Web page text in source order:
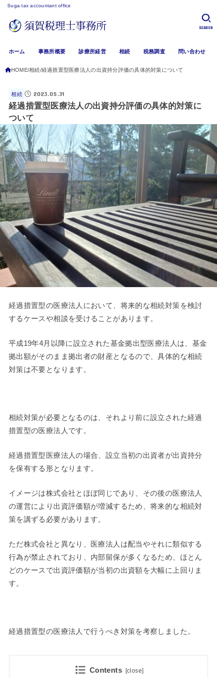
Suga tax accountant office
ホーム 事務所概要 診療所経営 相続 税務調査 問い合わせ
SEARCH
HOME 相続 経過措置型医療法人の出資持分評価の具体的対策について
相続 2023.05.31
経過措置型医療法人の出資持分評価の具体的対策に
ついて
経過措置型の医療法人において、将来的な相続対策を検討
するケースや相談を受けることがあります。
平成19年4月以降に設立された基金拠出型医療法人は、基金
拠出額がそのまま拠出者の財産となるので、具体的な相続
対策は不要となります。
相続対策が必要となるのは、それより前に設立された経過
措置型の医療法人です。
経過措置型医療法人の場合、設立当初の出資者が出資持分
を保有する形となります。
イメージは株式会社とほぼ同じであり、その後の医療法人
の運営により出資評価額が増減するため、将来的な相続対
策を講ずる必要があります。
ただ株式会社と異なり、医療法人は配当やそれに類似する
行為が禁止されており、内部留保が多くなるため、ほとん
どのケースで出資評価額が当初の出資額を大幅に上回りま
す。
経過措置型の医療法人で行うべき対策を考察しました。
Contents [close]